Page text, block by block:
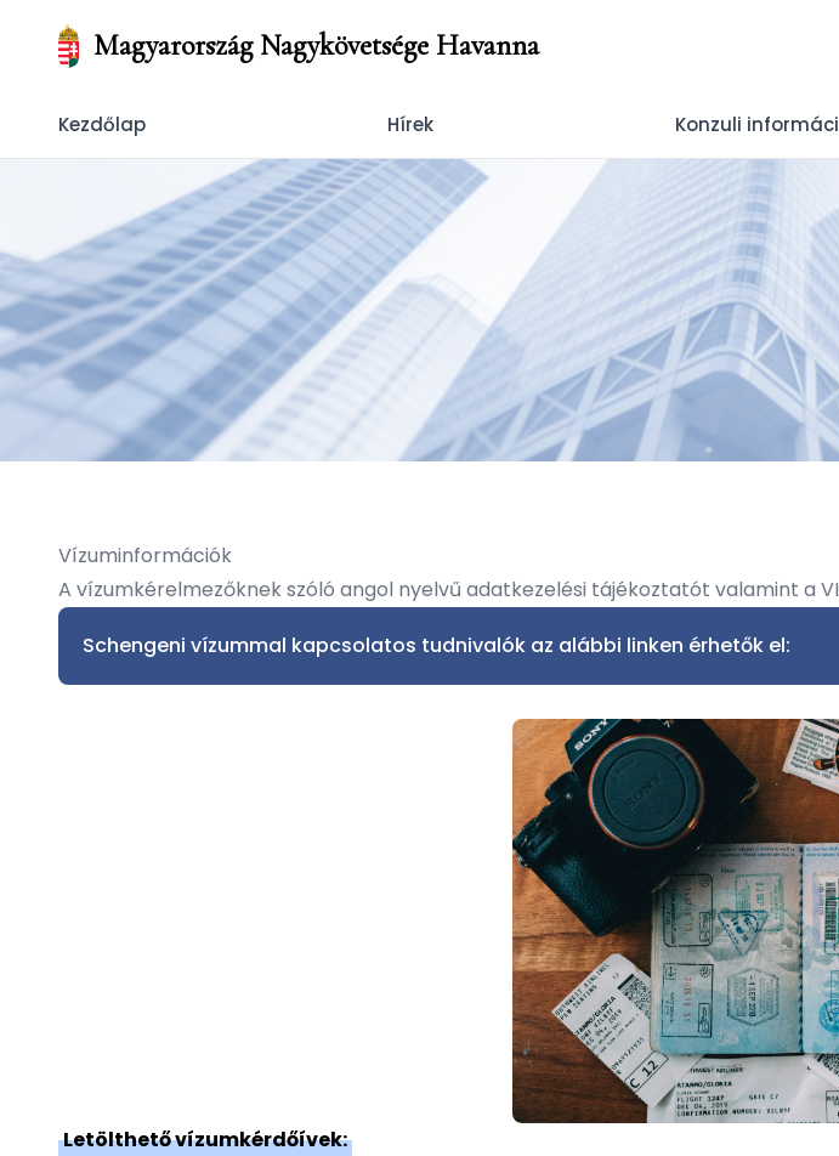
Magyarország Nagykövetsége Havanna
Kezdőlap Hírek Konzuli
Vízuminformációk
A vízumkérelmezőknek szóló angol nyelvű adatkezelési tájékoztatót valamint a
Schengeni vízummal kapcsolatos tudnivalók az alábbi linken érhetők el:
Letölthető vízumkérdőívek: